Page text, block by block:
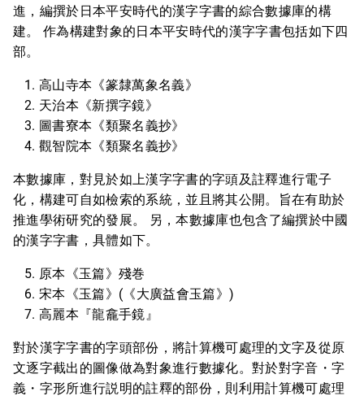
進，編撰於日本平安時代的漢字字書的綜合數據庫的構
建。 作為構建對象的日本平安時代的漢字字書包括如下四
部。
高山寺本《篆隸萬象名義》
天治本《新撰字鏡》
圖書寮本《類聚名義抄》
觀智院本《類聚名義抄》
本數據庫，對見於如上漢字字書的字頭及註釋進行電子
化，構建可自如檢索的系統，並且將其公開。旨在有助於
推進學術研究的發展。 另，本數據庫也包含了編撰於中國
的漢字字書，具體如下。
原本《玉篇》殘巻
宋本《玉篇》(《大廣益會玉篇》)
高麗本『龍龕手鏡』
對於漢字字書的字頭部份，將計算機可處理的文字及從原
文逐字截出的圖像做為對象進行數據化。對於對字音・字
義・字形所進行説明的註釋的部份，則利用計算機可處理